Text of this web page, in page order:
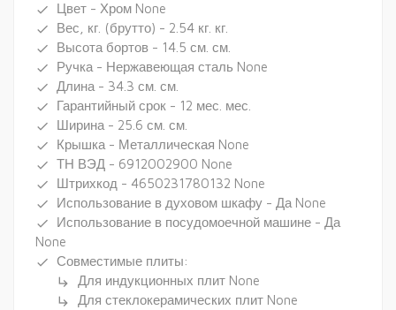
done Цвет - Хром None
done Вес, кг. (брутто) - 2.54 кг. кг.
done Высота бортов - 14.5 см. см.
done Ручка - Нержавеющая сталь None
done Длина - 34.3 см. см.
done Гарантийный срок - 12 мес. мес.
done Ширина - 25.6 см. см.
done Крышка - Металлическая None
done ТН ВЭД - 6912002900 None
done Штрихкод - 4650231780132 None
done Использование в духовом шкафу - Да None
done
Использование в посудомоечной машине - Да
None
done Совместимые плиты:
subdirectory_arrow_right Для индукционных плит None
subdirectory_arrow_right Для стеклокерамических плит None